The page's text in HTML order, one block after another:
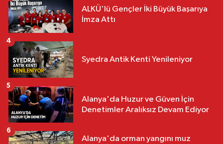
ALKÜ'lü Gençler İki Büyük Başarıya
İmza Attı
Syedra Antik Kenti Yenileniyor
4
Alanya'da Huzur ve Güven İçin
Denetimler Aralıksız Devam Ediyor
5
Alanya'da orman yangını muz
6